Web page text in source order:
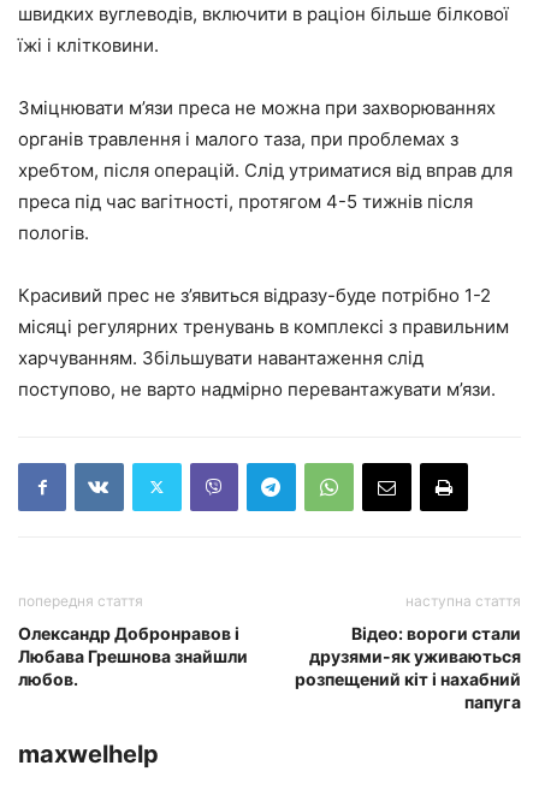
швидких вуглеводів, включити в раціон більше білкової
їжі і клітковини.
Зміцнювати м’язи преса не можна при захворюваннях
органів травлення і малого таза, при проблемах з
хребтом, після операцій. Слід утриматися від вправ для
преса під час вагітності, протягом 4-5 тижнів після
пологів.
Красивий прес не з’явиться відразу-буде потрібно 1-2
місяці регулярних тренувань в комплексі з правильним
харчуванням. Збільшувати навантаження слід
поступово, не варто надмірно перевантажувати м’язи.
попередня стаття
Олександр Добронравов і
Любава Грешнова знайшли
любов.
наступна стаття
Відео: вороги стали
друзями-як уживаються
розпещений кіт і нахабний
папуга
maxwelhelp